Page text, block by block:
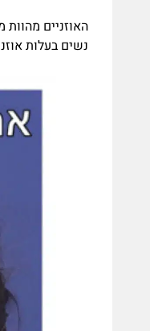
האוזניים
נשים בעלות
רמה הכי